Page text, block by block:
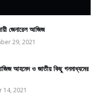
জেনারেল আজিজ
29, 2021
আহমেদ ও জাতীয় কিছু গনমাধ্যমের
14, 2021